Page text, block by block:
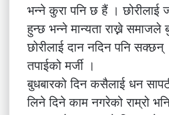
भन्ने कुरा पनि छ हैं । छोरीलाई
हुन्छ भन्ने मान्यता राख्ने समाजले
छोरीलाई दान नदिन पनि सक्छन्
तपाईको मर्जी ।
बुधबारको दिन कसैलाई धन
लिने दिने काम नगरेको राम्रो